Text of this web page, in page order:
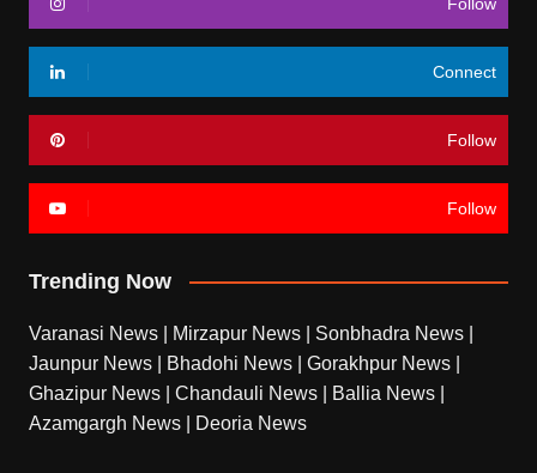
Connect
Follow
Follow
Trending Now
Varanasi News Mirzapur News Sonbhadra News
Jaunpur News
Bhadohi News Gorakhpur News
Ghazipur News
Chandauli News Ballia News
Azamgargh News
Deoria News